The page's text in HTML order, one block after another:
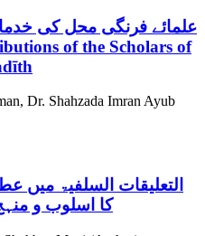
علمائے فرنگی محل کی
of the Scholars of
Dr. Shahzada Imran Ayub
التعلیقات السلفیۃ میں
کا اسلوب و